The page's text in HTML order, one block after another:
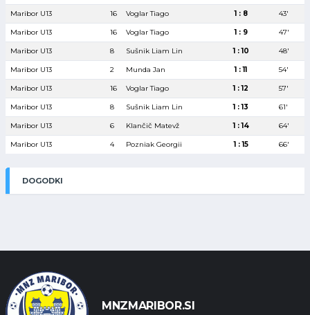
Maribor U13 16 Voglar Tiago 1 : 8 43′
Maribor U13 16 Voglar Tiago 1 : 9 47′
Maribor U13 8 Sušnik Liam Lin 1 : 10 48′
Maribor U13 2 Munda Jan 1 : 11 54′
Maribor U13 16 Voglar Tiago 1 : 12 57′
Maribor U13 8 Sušnik Liam Lin 1 : 13 61′
Maribor U13 6 Klančič Matevž 1 : 14 64′
Maribor U13 4 Pozniak Georgii 1 : 15 66′
DOGODKI
MNZMARIBOR.SI